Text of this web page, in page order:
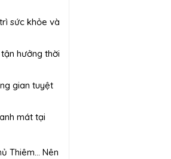
sức khỏe và
hưởng thời
gian tuyệt
mát tại
Thiêm… Nên